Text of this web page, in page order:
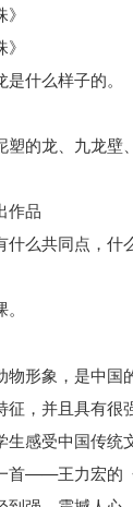
什么样子的。
的龙、九龙壁
品
么共同点，什
形象，是中国
征，并且具有很
生感受中国传统
首——王力宏的